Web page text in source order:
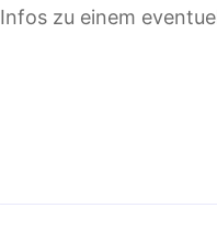
Infos zu einem